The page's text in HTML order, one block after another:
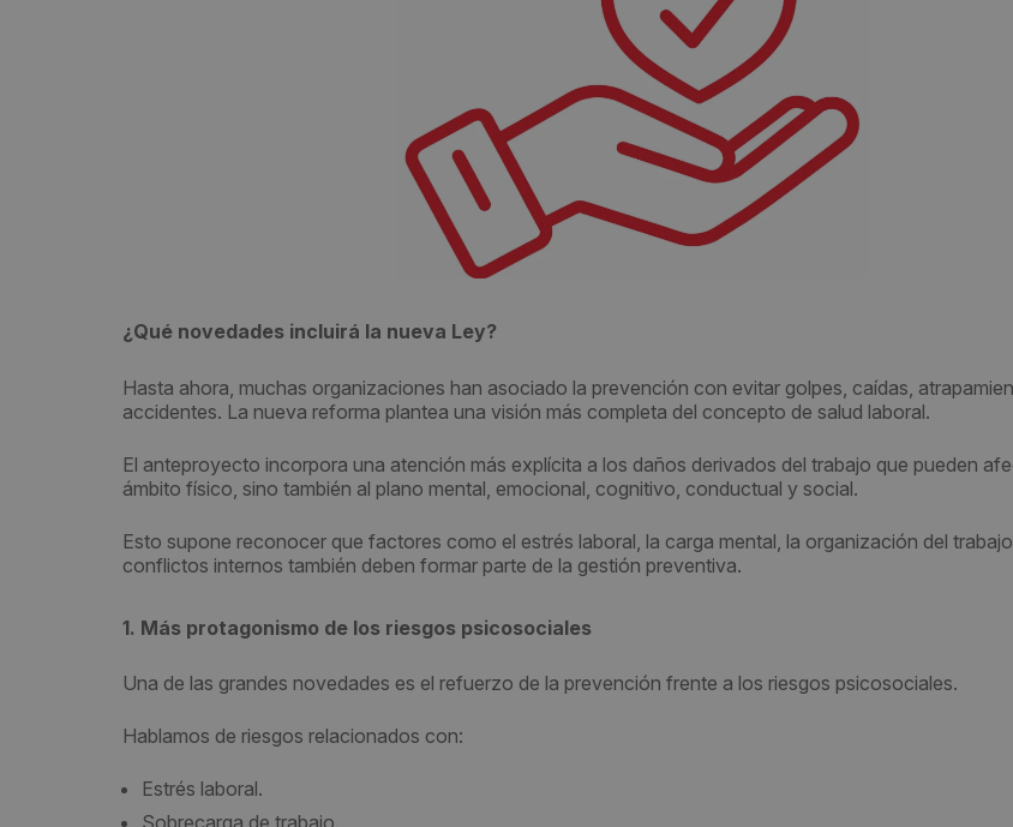
¿Qué novedades incluirá la nueva Ley?
Hasta ahora, muchas organizaciones han asociado la prevención con evitar golpes, caídas,
accidentes. La nueva reforma plantea una visión más completa del concepto de salud laboral.
El anteproyecto incorpora una atención más explícita a los daños derivados del trabajo que pueden
ámbito físico, sino también al plano mental, emocional, cognitivo, conductual y social.
Esto supone reconocer que factores como el estrés laboral, la carga mental, la organización del
conflictos internos también deben formar parte de la gestión preventiva.
1. Más protagonismo de los riesgos psicosociales
Una de las grandes novedades es el refuerzo de la prevención frente a los riesgos psicosociales.
Hablamos de riesgos relacionados con:
Estrés laboral.
Sobrecarga de trabajo.